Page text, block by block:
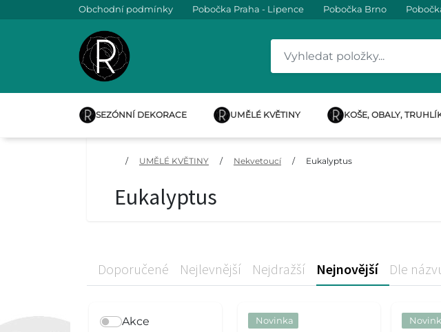
Obchodní podmínky Pobočka Praha - Lipence Pobočka Brno
SEZÓNNÍ DEKORACE UMĚLÉ KVĚTINY KOŠE, OBALY,
/ UMĚLÉ KVĚTINY / Nekvetoucí / Eukalyptus
Eukalyptus
Doporučené Nejlevnější Nejdražší Nejnovější Dle
Akce
Novinka